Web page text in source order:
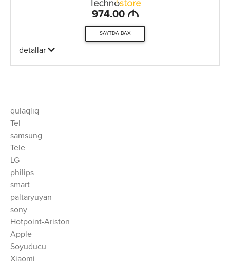
974.00 M
SAYTDA BAX
detallar
qulaqlıq
Tel
samsung
Tele
LG
philips
smart
paltaryuyan
sony
Hotpoint-Ariston
Apple
Soyuducu
Xiaomi